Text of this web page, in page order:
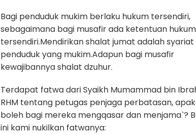
Bagi penduduk mukim berlaku hukum tersendiri,
sebagaimana bagi musafir ada ketentuan
tersendiri.Mendirikan shalat jumat adalah
penduduk yang mukim.Adapun bagi musafir
kewajibannya shalat dzuhur.
Terdapat fatwa dari Syaikh Mumammad bin
RHM tentang petugas penjaga perbatasan,
boleh bagi mereka mengqasar dan menjama`?
ini kami nukilkan fatwanya: